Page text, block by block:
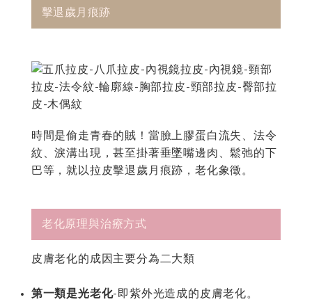
擊退歲月痕跡
時間是偷走青春的賊！當臉上膠蛋白流失、法令
紋、淚溝出現，甚至掛著垂墜嘴邊肉、鬆弛的下
巴等，就以拉皮擊退歲月痕跡，老化象徵。
老化原理與治療方式
皮膚老化的成因主要分為二大類
第一類是光老化-即紫外光造成的皮膚老化。